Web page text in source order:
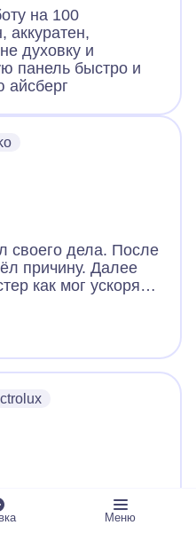
на 100
аккуратен,
духовку и
панель быстро и
айсберг
своего дела. После
причину. Далее
как мог ускорял
работает. Видно,
за клиента. Ещё
спасибо!
плиты
на «отлично». Все
Меню